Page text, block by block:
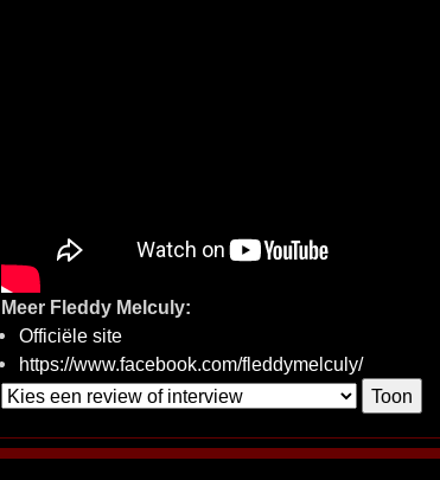
Meer Fleddy Melculy:
Officiële site
https://www.facebook.com/fleddymelculy/